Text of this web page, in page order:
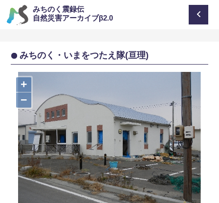
みちのく震録伝
自然災害アーカイブβ2.0
みちのく・いまをつたえ隊(亘理)
+
−